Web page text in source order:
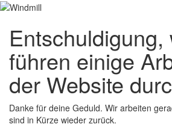
Entschuldigung,
führen einige
der Website
Danke für deine Geduld. Wir arbeiten
sind in Kürze wieder zurück.